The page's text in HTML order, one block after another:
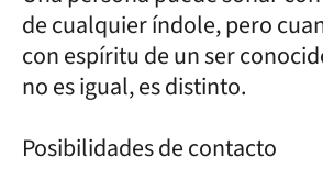
de cualquier índole, pero
con espíritu de un ser
no es igual, es distinto.
Posibilidades de contacto